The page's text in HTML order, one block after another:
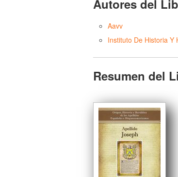
Autores del
Aavv
Instituto De Historia Y
Resumen del